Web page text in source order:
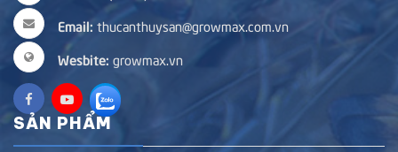
Email: thucanthuysan@growmax.com.vn
Wesbite: growmax.vn
SẢN PHẨM